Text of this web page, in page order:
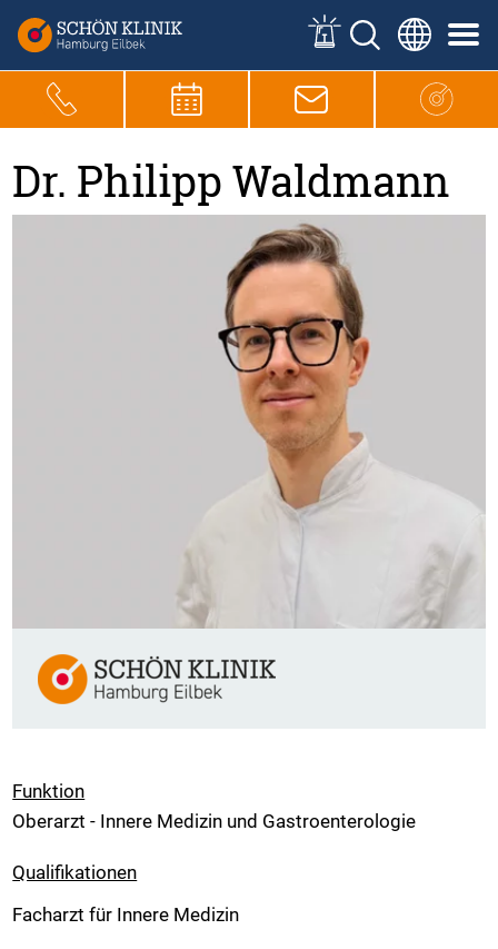
Dr. Philipp Waldmann
Funktion
Oberarzt - Innere Medizin und Gastroenterologie
Qualifikationen
Facharzt für Innere Medizin